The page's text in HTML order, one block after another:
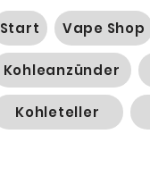
Start Vape Shop
Kohleanzünder
Kohleteller